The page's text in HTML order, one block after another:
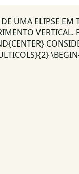
UMA ELIPSE EM
VERTICAL.